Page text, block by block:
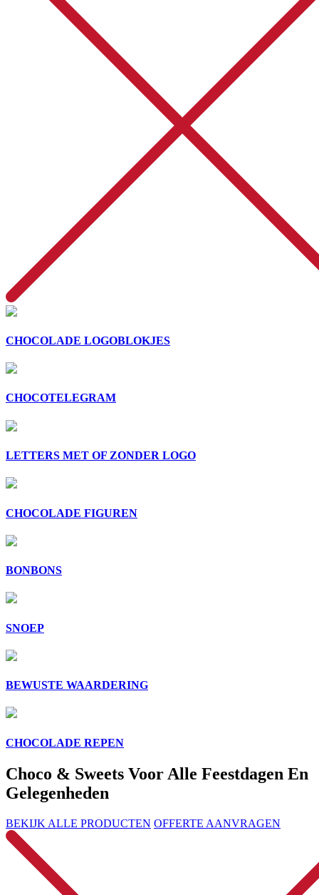
CHOCOLADE LOGOBLOKJES
CHOCOTELEGRAM
LETTERS MET OF ZONDER LOGO
CHOCOLADE FIGUREN
BONBONS
SNOEP
BEWUSTE WAARDERING
CHOCOLADE REPEN
Choco & Sweets Voor Alle Feestdagen En
Gelegenheden
BEKIJK ALLE PRODUCTEN OFFERTE AANVRAGEN